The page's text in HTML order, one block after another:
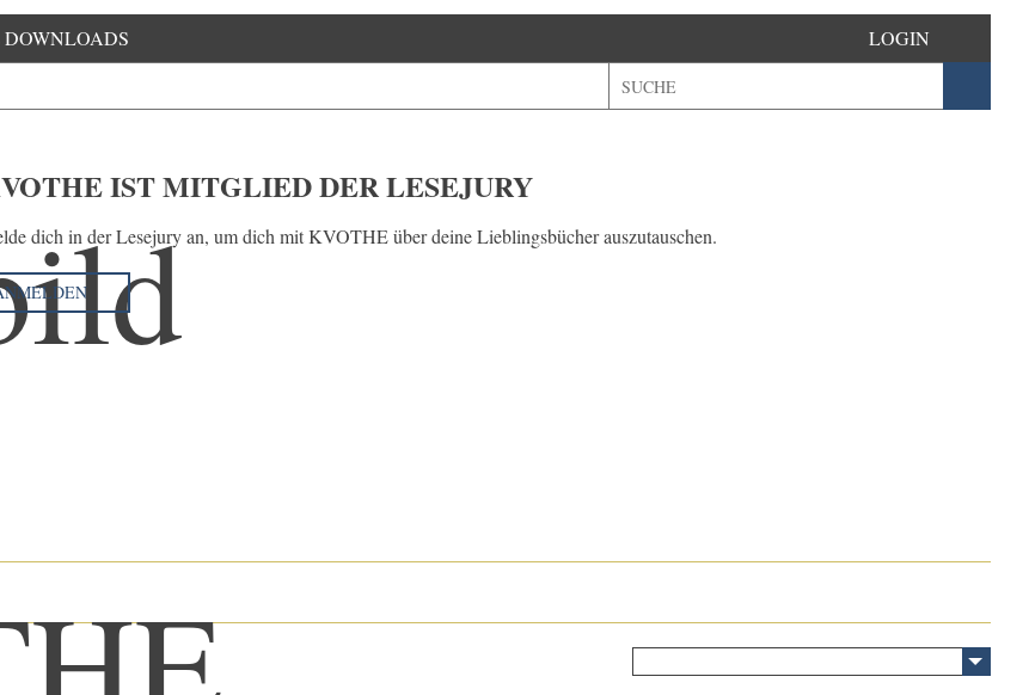
LOGIN
IST MITGLIED DER LESEJURY
dich in der Lesejury an, um dich mit KVOTHE über deine Lieblingsbücher auszutauschen.